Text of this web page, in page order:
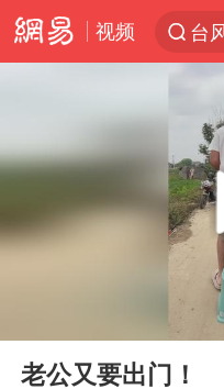
视频
宇
Play
老公又要出门！